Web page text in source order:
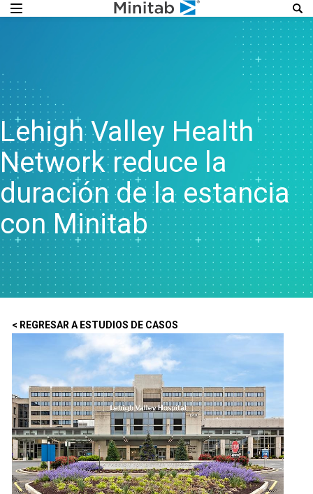
Lehigh Valley Health
Network reduce la
duración de la estancia
con Minitab
< REGRESAR A ESTUDIOS DE CASOS